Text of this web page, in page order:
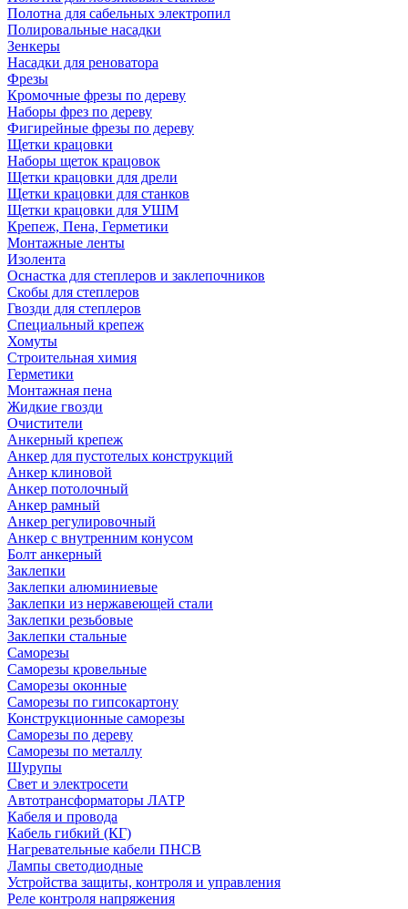
Полотна для сабельных электропил
Полировальные насадки
Зенкеры
Насадки для реноватора
Фрезы
Кромочные фрезы по дереву
Наборы фрез по дереву
Фигирейные фрезы по дереву
Щетки крацовки
Наборы щеток крацовок
Щетки крацовки для дрели
Щетки крацовки для станков
Щетки крацовки для УШМ
Крепеж, Пена, Герметики
Монтажные ленты
Изолента
Оснастка для степлеров и заклепочников
Скобы для степлеров
Гвозди для степлеров
Специальный крепеж
Хомуты
Строительная химия
Герметики
Монтажная пена
Жидкие гвозди
Очистители
Анкерный крепеж
Анкер для пустотелых конструкций
Анкер клиновой
Анкер потолочный
Анкер рамный
Анкер регулировочный
Анкер с внутренним конусом
Болт анкерный
Заклепки
Заклепки алюминиевые
Заклепки из нержавеющей стали
Заклепки резьбовые
Заклепки стальные
Саморезы
Саморезы кровельные
Саморезы оконные
Саморезы по гипсокартону
Конструкционные саморезы
Саморезы по дереву
Саморезы по металлу
Шурупы
Свет и электросети
Автотрансформаторы ЛАТР
Кабеля и провода
Кабель гибкий (КГ)
Нагревательные кабели ПНСВ
Лампы светодиодные
Устройства защиты, контроля и управления
Реле контроля напряжения